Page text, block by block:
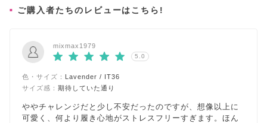
ご購入者たちのレビューはこちら!
mixmax1979
5.0
色・サイズ： Lavender / IT36
サイズ感： 期待していた通り
ややチャレンジだと少し不安だったのですが、想像以上に
可愛く、何より履き心地がストレスフリーすぎます。ほん